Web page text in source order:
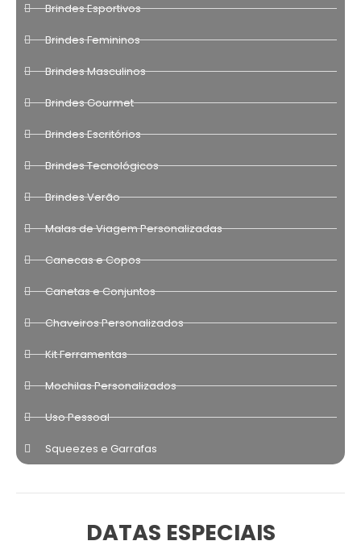
Brindes Esportivos
Brindes Femininos
Brindes Masculinos
Brindes Gourmet
Brindes Escritórios
Brindes Tecnológicos
Brindes Verão
Malas de Viagem Personalizadas
Canecas e Copos
Canetas e Conjuntos
Chaveiros Personalizados
Kit Ferramentas
Mochilas Personalizados
Uso Pessoal
Squeezes e Garrafas
DATAS ESPECIAIS